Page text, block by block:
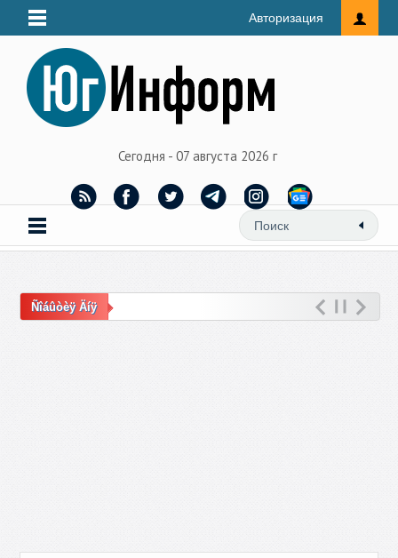
Авторизация
Сегодня - 07 августа 2026 г
Ñîáûòèÿ Äíÿ